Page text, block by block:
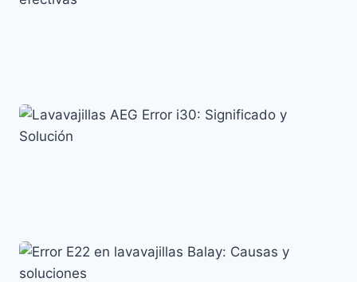
Error AE en lavavajillas LG: causas y soluciones
efectivas
Lavavajillas AEG Error i30: Significado y Solución
Códigos de error y su significado